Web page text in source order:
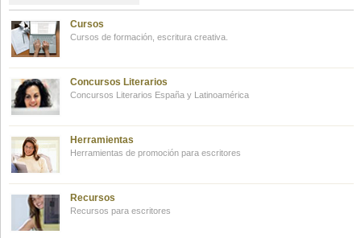
Cursos
Cursos de formación, escritura creativa.
Concursos Literarios
Concursos Literarios España y Latinoamérica
Herramientas
Herramientas de promoción para escritores
Recursos
Recursos para escritores